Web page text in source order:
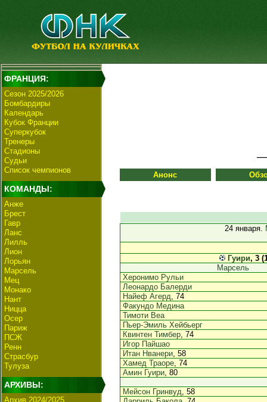
ФРАНЦИЯ:
Сезон 2025/2026
Бомбардиры
Календарь
Кубок Франции
Суперкубок
Тренеры
Стадионы
Судьи
Список чемпионов
КОМАНДЫ:
Анже
Брест
Гавр
Ланс
Лилль
Лион
Лорьян
Марсель
Мец
Монако
Нант
Ницца
Осер
Париж
ПСЖ
Ренн
Страсбур
Тулуза
АРХИВЫ:
Архив 2024/2025
Анонс
24 января.
Гуири, 3
Марсель
Херонимо Рульи
Леонардо Балерди
Найеф Агерд, 74
Факундо Медина
Тимоти Веа
Пьер-Эмиль Хейбьерг
Квинтен Тимбер, 74
Игор Пайшао
Итан Нванери, 58
Хамед Траоре, 74
Амин Гуири, 80
Мейсон Гринвуд, 58